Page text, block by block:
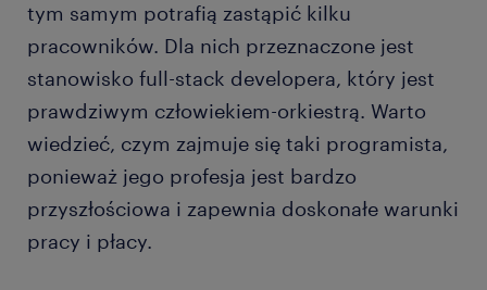
tym samym potrafią zastąpić kilku
pracowników. Dla nich przeznaczone jest
stanowisko full-stack developera, który jest
prawdziwym człowiekiem-orkiestrą. Warto
wiedzieć, czym zajmuje się taki programista,
ponieważ jego profesja jest bardzo
przyszłościowa i zapewnia doskonałe warunki
pracy i płacy.